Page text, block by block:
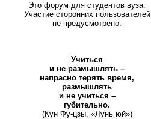
Это форум для студентов вуза.
Участие сторонних пользователей
не предусмотрено.
Учиться
и не размышлять –
напрасно терять время,
размышлять
и не учиться –
губительно.
(Кун Фу-цзы, «Лунь юй»)